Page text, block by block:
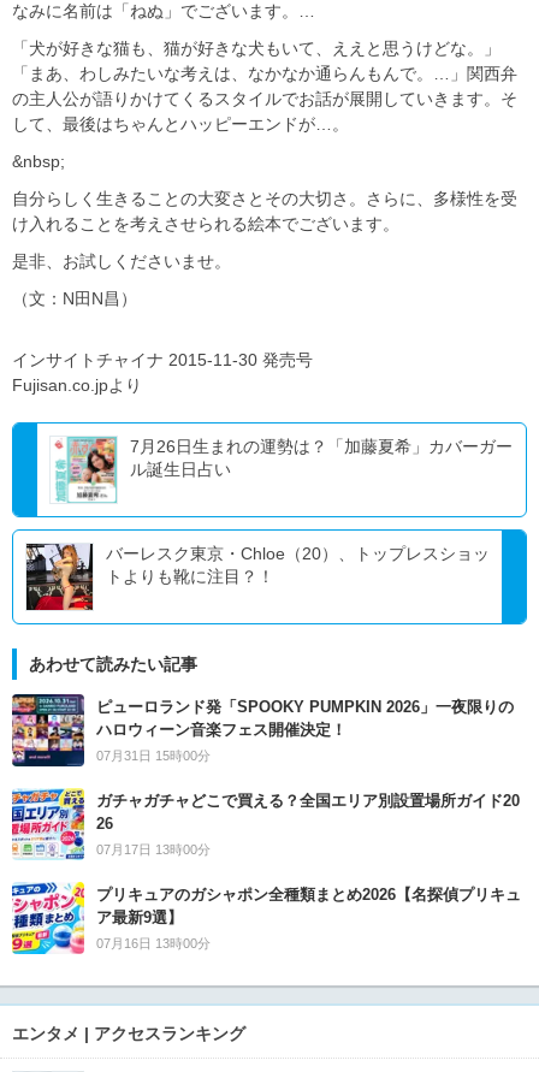
なみに名前は「ねぬ」でございます。…
「犬が好きな猫も、猫が好きな犬もいて、ええと思うけどな。」
「まあ、わしみたいな考えは、なかなか通らんもんで。…」関西弁
の主人公が語りかけてくるスタイルでお話が展開していきます。そ
して、最後はちゃんとハッピーエンドが…。
&nbsp;
自分らしく生きることの大変さとその大切さ。さらに、多様性を受
け入れることを考えさせられる絵本でございます。
是非、お試しくださいませ。
（文：N田N昌）
インサイトチャイナ 2015-11-30 発売号
Fujisan.co.jpより
7月26日生まれの運勢は？「加藤夏希」カバーガー
ル誕生日占い
バーレスク東京・Chloe（20）、トップレスショッ
トよりも靴に注目？！
あわせて読みたい記事
ピューロランド発「SPOOKY PUMPKIN 2026」一夜限りの
ハロウィーン音楽フェス開催決定！
07月31日 15時00分
ガチャガチャどこで買える？全国エリア別設置場所ガイド20
26
07月17日 13時00分
プリキュアのガシャポン全種類まとめ2026【名探偵プリキュ
ア最新9選】
07月16日 13時00分
エンタメ | アクセスランキング